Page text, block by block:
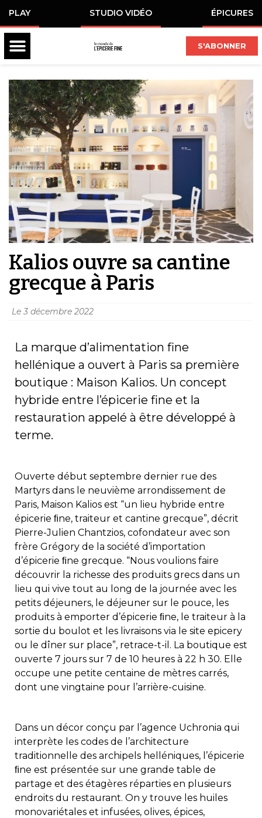
PLAY STUDIO VIDÉO ÉPICURES
S'ABONNER
Kalios ouvre sa cantine
grecque à Paris
Le 3 décembre 2022
La marque d’alimentation fine
hellénique a ouvert à Paris sa première
boutique : Maison Kalios. Un concept
hybride entre l’épicerie fine et la
restauration appelé à être développé à
terme.
Ouverte début septembre dernier rue des
Martyrs dans le neuvième arrondissement de
Paris, Maison Kalios est “un lieu hybride entre
épicerie ﬁne, traiteur et cantine grecque”, décrit
Pierre-Julien Chantzios, cofondateur avec son
frère Grégory de la société d’importation
d’épicerie ﬁne grecque. “Nous voulions faire
découvrir la richesse des produits grecs dans un
lieu qui vive tout au long de la journée avec les
petits déjeuners, le déjeuner sur le pouce, les
produits à emporter d’épicerie ﬁne, le traiteur à la
sortie du boulot et les livraisons via le site epicery
ou le dîner sur place”, retrace-t-il. La boutique est
ouverte 7 jours sur 7 de 10 heures à 22 h 30. Elle
occupe une petite centaine de mètres carrés,
dont une vingtaine pour l’arrière-cuisine.
Dans un décor conçu par l’agence Uchronia qui
interprète les codes de l’architecture
traditionnelle des archipels helléniques, l’épicerie
ﬁne est présentée sur une grande table de
partage et des étagères réparties en plusieurs
endroits du restaurant. On y trouve les huiles
monovariétales et infusées, olives, épices,